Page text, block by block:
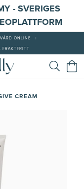
- SVERIGES
ONLINE
CREAM